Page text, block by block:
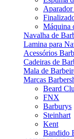
Aparador
Máquina
Navalha de
Lamina para
Acessórios
Cadeiras de
Mala de
Marcas
Beard
FNX
Barburys
Steinhart
Kent
Bandido